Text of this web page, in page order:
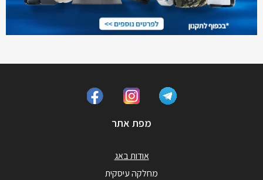
מפת אתר
אודות באג
מחלקה עיסקית